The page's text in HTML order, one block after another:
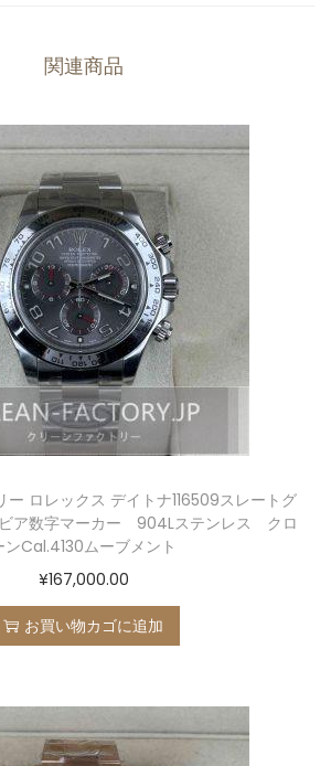
関連商品
ー ロレックス デイトナ116509スレートグ
ア数字マーカー 904Lステンレス クロ
ンCal.4130ムーブメント
¥167,000.00
お買い物カゴに追加